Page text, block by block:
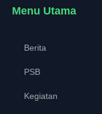
Menu Utama
Berita
PSB
Kegiatan